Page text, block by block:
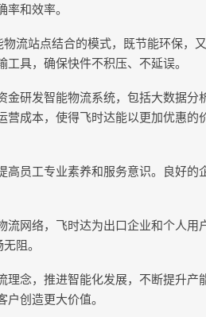
和效率。
流站点结合的模式，既节能环保，
具，确保快件不积压、不延误。
研发智能物流系统，包括大数据分
成本，使得飞时达能以更加优惠的
员工专业素养和服务意识。良好的
网络，飞时达为出口企业和个人用
阻。
念，推进智能化发展，不断提升产
创造更大价值。